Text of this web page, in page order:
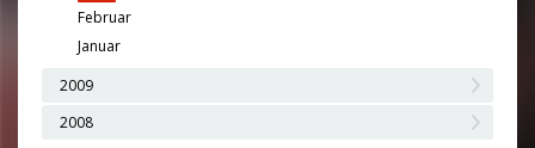
Februar
Januar
2009
2008